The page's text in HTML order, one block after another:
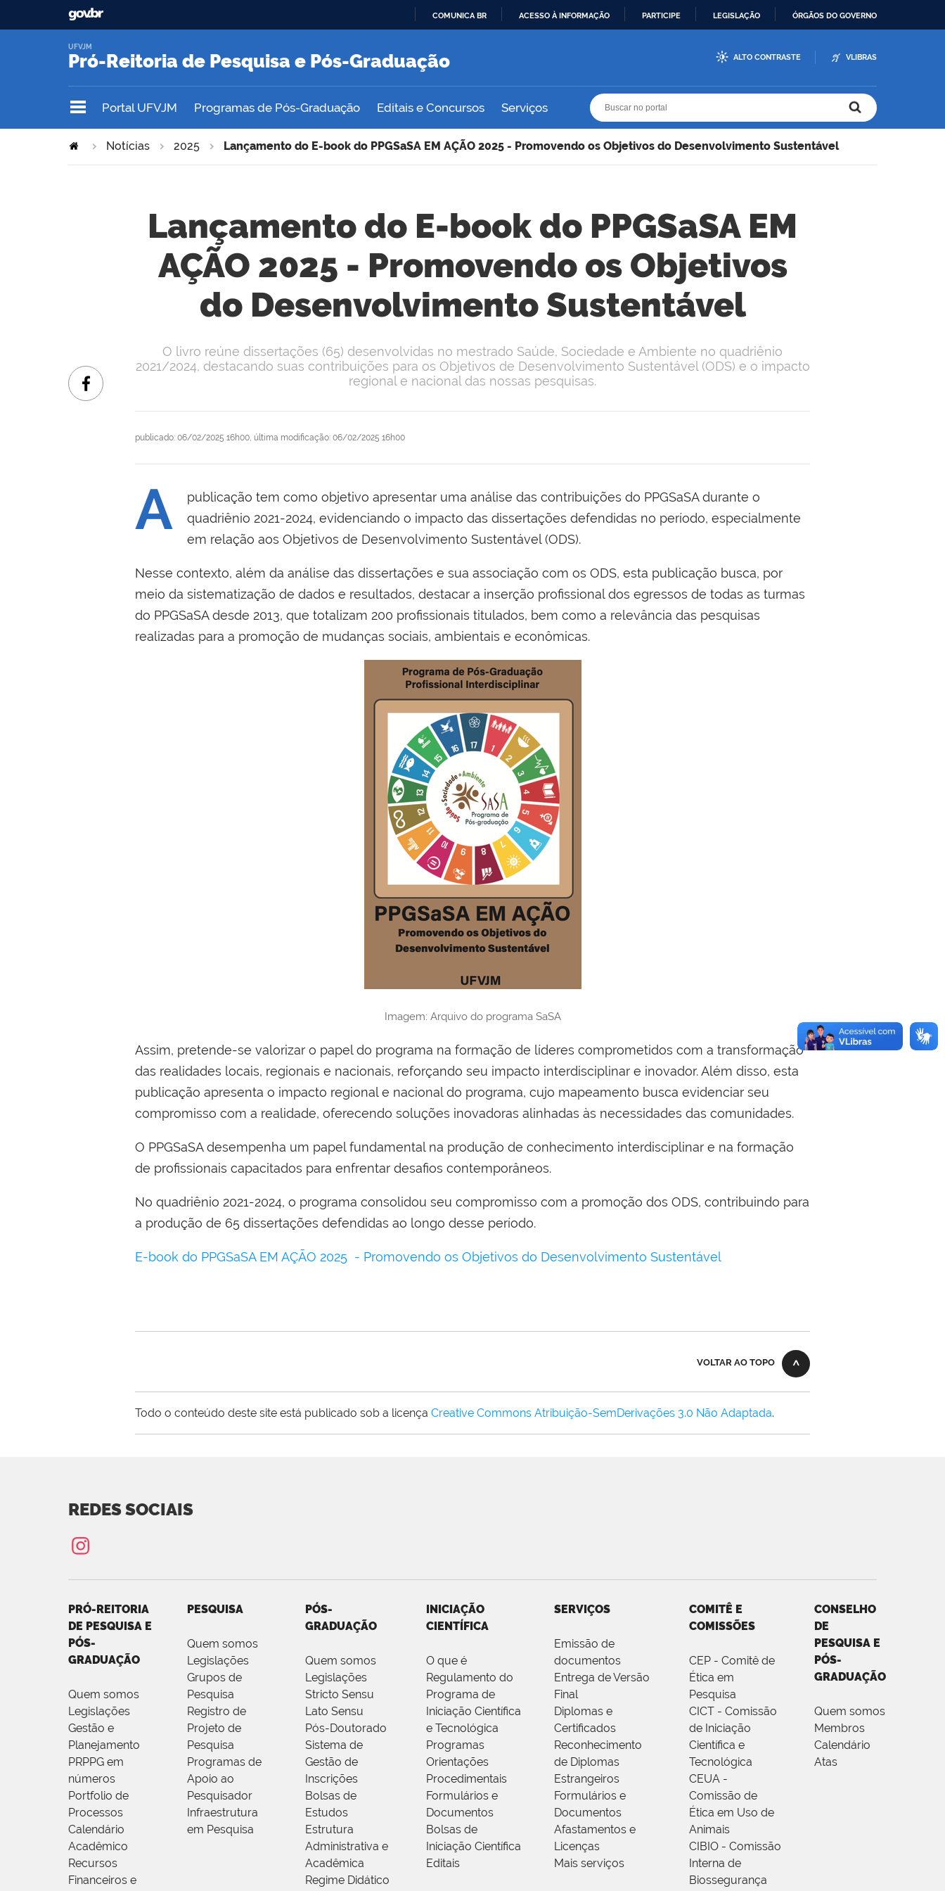
COMUNICA BR ACESSO À INFORMAÇÃO PARTICIPE LEGISLAÇÃO ÓRGÃOS DO GOVERNO
Pró-Reitoria de Pesquisa e Pós-Graduação
UFVJM
ALTO CONTRASTE VLIBRAS
Portal UFVJM Programas de Pós-Graduação Editais e Concursos Serviços
Notícias 2025 Lançamento do E-book do PPGSaSA EM AÇÃO 2025 - Promovendo os Objetivos do Desenvolvimento Sustentável
Lançamento do E-book do PPGSaSA EM
AÇÃO 2025 - Promovendo os Objetivos
do Desenvolvimento Sustentável
publicado: 06/02/2025 16h00, última modificação: 06/02/2025 16h00
O livro reúne dissertações (65) desenvolvidas no mestrado Saúde, Sociedade e Ambiente no quadriênio
2021/2024, destacando suas contribuições para os Objetivos de Desenvolvimento Sustentável (ODS) e o impacto
regional e nacional das nossas pesquisas.
A
publicação tem como objetivo apresentar uma análise das contribuições do PPGSaSA durante o
quadriênio 2021-2024, evidenciando o impacto das dissertações defendidas no período, especialmente
em relação aos Objetivos de Desenvolvimento Sustentável (ODS).
Nesse contexto, além da análise das dissertações e sua associação com os ODS, esta publicação busca, por
meio da sistematização de dados e resultados, destacar a inserção profissional dos egressos de todas as turmas
do PPGSaSA desde 2013, que totalizam 200 profissionais titulados, bem como a relevância das pesquisas
realizadas para a promoção de mudanças sociais, ambientais e econômicas.
Imagem: Arquivo do programa SaSA
Assim, pretende-se valorizar o papel do programa na formação de líderes comprometidos com a transformação
das realidades locais, regionais e nacionais, reforçando seu impacto interdisciplinar e inovador. Além disso, esta
publicação apresenta o impacto regional e nacional do programa, cujo mapeamento busca evidenciar seu
compromisso com a realidade, oferecendo soluções inovadoras alinhadas às necessidades das comunidades.
O PPGSaSA desempenha um papel fundamental na produção de conhecimento interdisciplinar e na formação
de profissionais capacitados para enfrentar desafios contemporâneos.
No quadriênio 2021-2024, o programa consolidou seu compromisso com a promoção dos ODS, contribuindo para
a produção de 65 dissertações defendidas ao longo desse período.
E-book do PPGSaSA EM AÇÃO 2025 - Promovendo os Objetivos do Desenvolvimento Sustentável
VOLTAR AO TOPO
Todo o conteúdo deste site está publicado sob a licença Creative Commons Atribuição-SemDerivações 3.0 Não Adaptada.
REDES SOCIAIS
PRÓ-REITORIA
DE PESQUISA E
PÓS-
GRADUAÇÃO
Quem somos
Legislações
Gestão e
Planejamento
PRPPG em
números
Portfolio de
Processos
Calendário
Acadêmico
Recursos
Financeiros e
PESQUISA
Quem somos
Legislações
Grupos de
Pesquisa
Registro de
Projeto de
Pesquisa
Programas de
Apoio ao
Pesquisador
Infraestrutura
em Pesquisa
PÓS-
GRADUAÇÃO
Quem somos
Legislações
Stricto Sensu
Lato Sensu
Pós-Doutorado
Sistema de
Gestão de
Inscrições
Bolsas de
Estudos
Estrutura
Administrativa e
Acadêmica
Regime Didático
INICIAÇÃO
CIENTÍFICA
O que é
Regulamento do
Programa de
Iniciação Científica
e Tecnológica
Programas
Orientações
Procedimentais
Formulários e
Documentos
Bolsas de
Iniciação Científica
Editais
SERVIÇOS
Emissão de
documentos
Entrega de Versão
Final
Diplomas e
Certificados
Reconhecimento
de Diplomas
Estrangeiros
Formulários e
Documentos
Afastamentos e
Licenças
Mais serviços
COMITÊ E
COMISSÕES
CEP - Comitê de
Ética em
Pesquisa
CICT - Comissão
de Iniciação
Científica e
Tecnológica
CEUA -
Comissão de
Ética em Uso de
Animais
CIBIO - Comissão
Interna de
Biossegurança
CONSELHO
DE
PESQUISA E
PÓS-
GRADUAÇÃO
Quem somos
Membros
Calendário
Atas